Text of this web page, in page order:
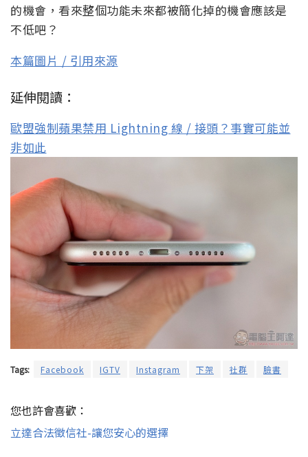
的機會，看來整個功能未來都被簡化掉的機會應該是
不低吧？
本篇圖片 / 引用來源
延伸閱讀：
歐盟強制蘋果禁用 Lightning 線 / 接頭？事實可能並
非如此
Tags: Facebook IGTV Instagram 下架 社群 臉書
您也許會喜歡：
立達合法徵信社-讓您安心的選擇